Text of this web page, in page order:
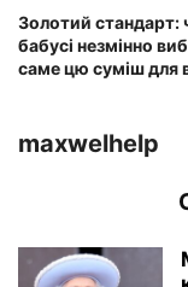
Золотий стандарт:
бабусі незмінно
саме цю суміш для
maxwelhelp